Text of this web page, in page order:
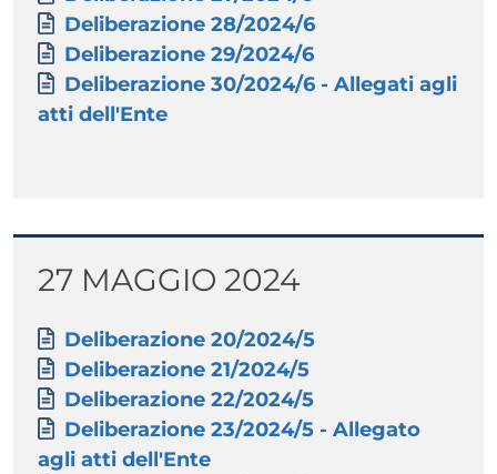
Documento
Deliberazione 28/2024/6
Documento
Deliberazione 29/2024/6
Documento
Deliberazione 30/2024/6 - Allegati agli
atti dell'Ente
Titolo
27 MAGGIO 2024
Paragrafo
Allegati
Documento
Deliberazione 20/2024/5
Documento
Deliberazione 21/2024/5
Documento
Deliberazione 22/2024/5
Documento
Deliberazione 23/2024/5 - Allegato
agli atti dell'Ente